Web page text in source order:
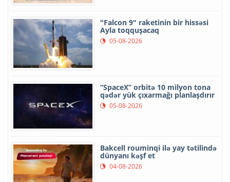
"Falcon 9" raketinin bir hissəsi
Ayla toqquşacaq
05-08-2026
“SpaceX” orbitə 10 milyon tona
qədər yük çıxarmağı planlaşdırır
05-08-2026
Bakcell rouminqi ilə yay tətilində
dünyanı kəşf et
04-08-2026